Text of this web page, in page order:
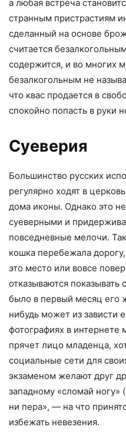
а любая встреча
странным пристрастиям
сделанный на основе
считается
содержится, и во многих
безалкогольным не
что квас продается в
спокойно попасть в руки
Суеверия
Большинство русских
регулярно ходят в
дома иконы. Однако это
суеверными и
повседневные мелочи.
кошка перебежала
это место или вовсе
отказываются
было в первый месяц его
нибудь может из зависти
фотографиях в интернете
прячет лицо младенца,
социальные сети для
экзаменом желают друг
западному «сломай ногу»
ни пера», — на что
избежать невезения.